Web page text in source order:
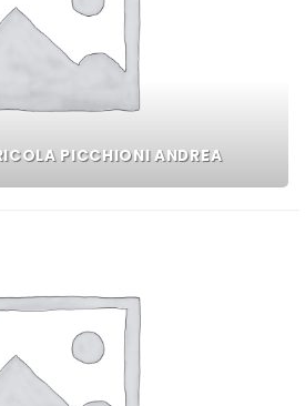
PICCHIONI ANDREA